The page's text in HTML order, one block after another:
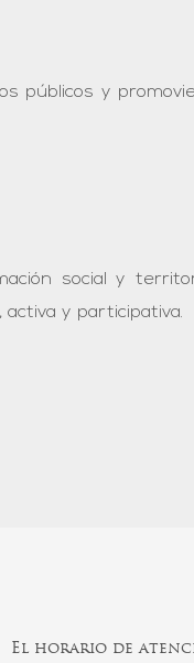
públicos y
social y
y participativa.
El horario de